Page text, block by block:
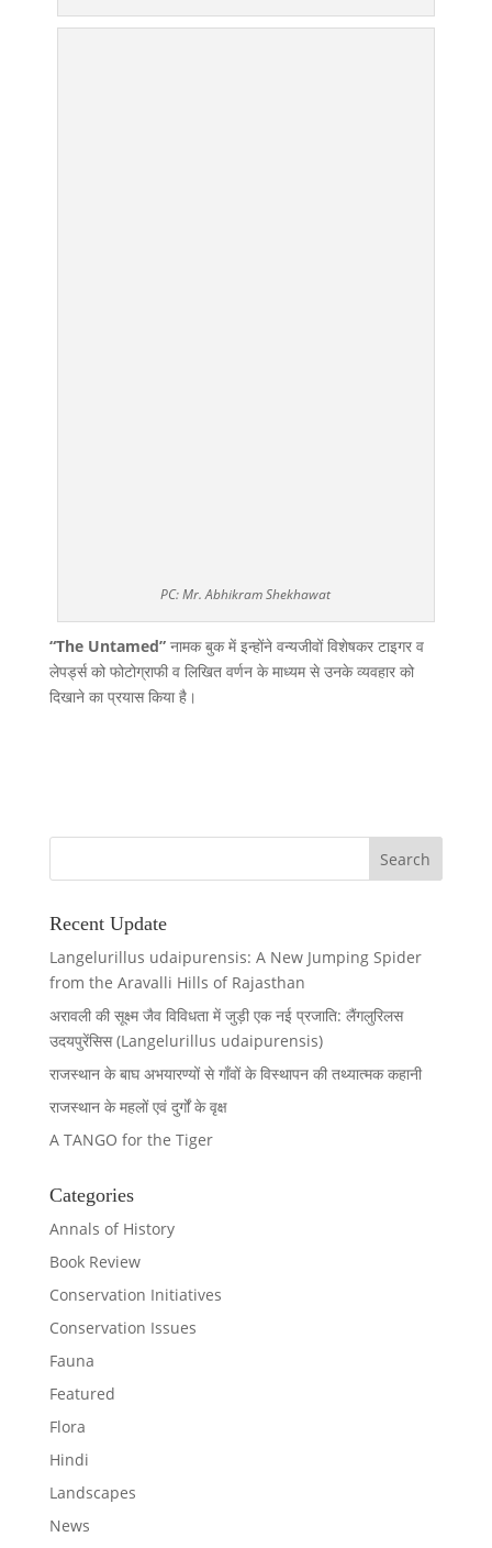
PC: Mr. Abhikram Shekhawat
“The Untamed”नामक बुक में इन्होंने वन्यजीवों विशेषकर टाइगर व
लेपर्ड्स को फोटोग्राफी व लिखित वर्णन के माध्यम से उनके व्यवहार को
दिखाने का प्रयास किया है।
Recent Update
Langelurillus udaipurensis: A New Jumping Spider
from the Aravalli Hills of Rajasthan
अरावली की सूक्ष्म जैव विविधता में जुड़ी एक नई प्रजाति: लैंगलुरिलस
उदयपुरेंसिस (Langelurillus udaipurensis)
राजस्थान के बाघ अभयारण्यों से गाँवों के विस्थापन की तथ्यात्मक कहानी
राजस्थान के महलों एवं दुर्गों के वृक्ष
A TANGO for the Tiger
Categories
Annals of History
Book Review
Conservation Initiatives
Conservation Issues
Fauna
Featured
Flora
Hindi
Landscapes
News